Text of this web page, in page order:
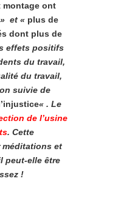
montage ont
» et « plus de
dont plus de
effets positifs
du travail,
du travail,
suivie de
« . Le
de l’usine
. Cette
méditations et
peut-elle être
!